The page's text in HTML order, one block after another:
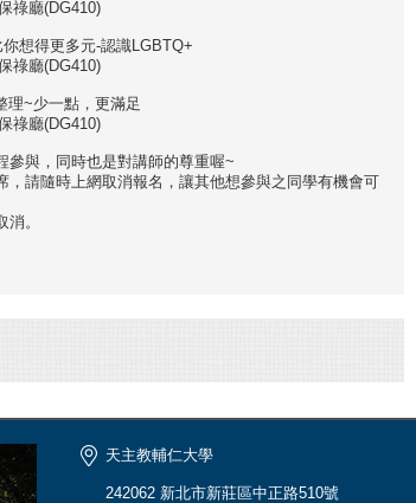
祿廳(DG410)
想得更多元-認識LGBTQ+
祿廳(DG410)
理~少一點，更滿足
祿廳(DG410)
參與，同時也是對講師的尊重喔~
，請隨時上網取消報名，讓其他想參與之同學有機會可
。
天主教輔仁大學
242062 新北市新莊區中正路510號